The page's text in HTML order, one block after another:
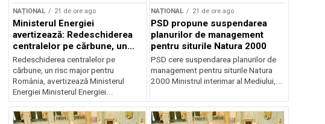
NAȚIONAL 21 de ore ago
Ministerul Energiei
avertizează: Redeschiderea
centralelor pe cărbune, un
risc major pentru România
Redeschiderea centralelor pe
cărbune, un risc major pentru
România, avertizează Ministerul
Energiei Ministerul Energiei...
NAȚIONAL 21 de ore ago
PSD propune suspendarea
planurilor de management
pentru siturile Natura 2000
PSD cere suspendarea planurilor de
management pentru siturile Natura
2000 Ministrul interimar al Mediului,...